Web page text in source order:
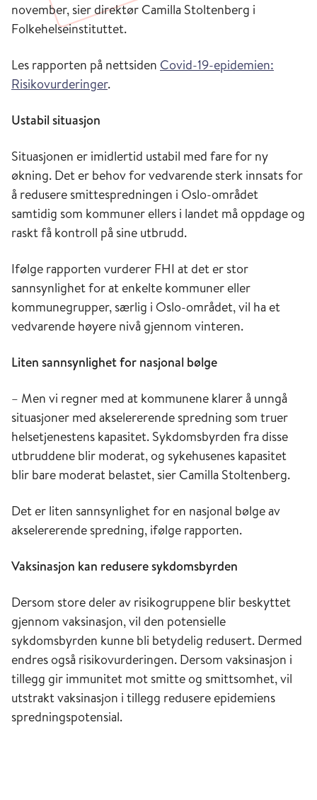
november, sier direktør Camilla Stoltenberg i
Folkehelseinstituttet.
Les rapporten på nettsiden Covid-19-epidemien:
Risikovurderinger.
Ustabil situasjon
Situasjonen er imidlertid ustabil med fare for ny
økning. Det er behov for vedvarende sterk innsats for
å redusere smittespredningen i Oslo-området
samtidig som kommuner ellers i landet må oppdage og
raskt få kontroll på sine utbrudd.
Ifølge rapporten vurderer FHI at det er stor
sannsynlighet for at enkelte kommuner eller
kommunegrupper, særlig i Oslo-området, vil ha et
vedvarende høyere nivå gjennom vinteren.
Liten sannsynlighet for nasjonal bølge
– Men vi regner med at kommunene klarer å unngå
situasjoner med akselererende spredning som truer
helsetjenestens kapasitet. Sykdomsbyrden fra disse
utbruddene blir moderat, og sykehusenes kapasitet
blir bare moderat belastet, sier Camilla Stoltenberg.
Det er liten sannsynlighet for en nasjonal bølge av
akselererende spredning, ifølge rapporten.
Vaksinasjon kan redusere sykdomsbyrden
Dersom store deler av risikogruppene blir beskyttet
gjennom vaksinasjon, vil den potensielle
sykdomsbyrden kunne bli betydelig redusert. Dermed
endres også risikovurderingen. Dersom vaksinasjon i
tillegg gir immunitet mot smitte og smittsomhet, vil
utstrakt vaksinasjon i tillegg redusere epidemiens
spredningspotensial.